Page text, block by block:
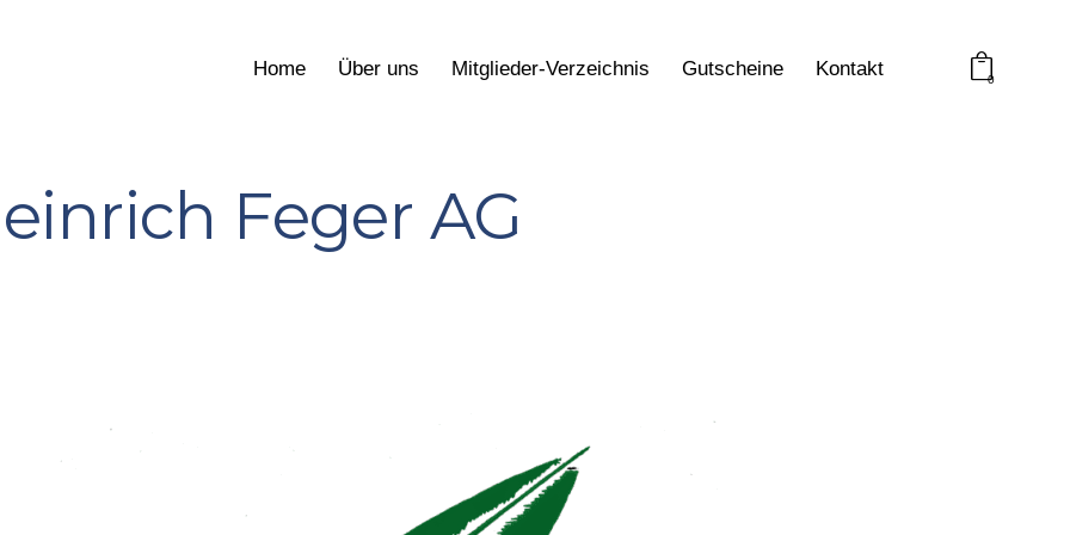
Home Über uns Mitglieder-Verzeichnis Gutscheine Kontakt 0
Feger AG